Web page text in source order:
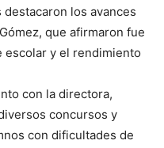
los avances
que afirmaron fue
escolar y el rendimiento
con la directora,
concursos y
con dificultades de